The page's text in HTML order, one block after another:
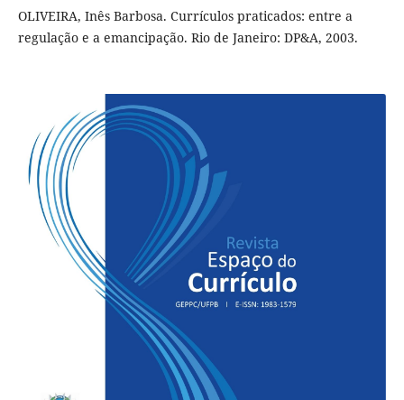
OLIVEIRA, Inês Barbosa. Currículos praticados: entre a
regulação e a emancipação. Rio de Janeiro: DP&A, 2003.